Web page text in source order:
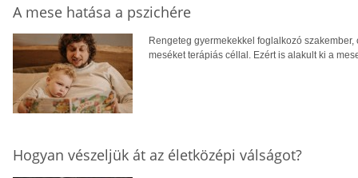
A mese hatása a pszichére
Rengeteg gyermekekkel foglalkozó
meséket terápiás céllal. Ezért is alakult ki a
Hogyan vészeljük át az életközépi válságot?